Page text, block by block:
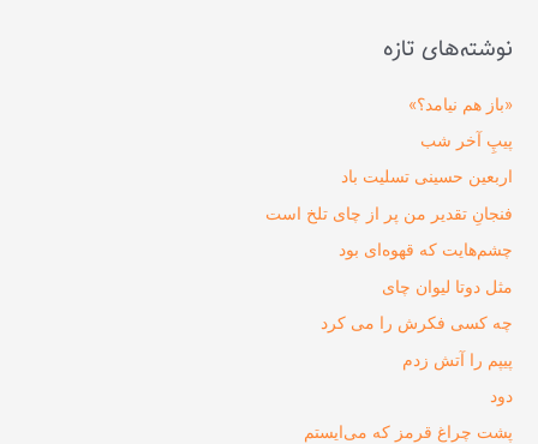
نوشته‌های تازه
«باز هم نیامد؟»
پیپِ آخر شب
اربعین حسینی تسلیت باد
فنجانِ تقدیر من پر از چای تلخ است
چشم‌هایت که قهوه‌ای بود
مثل دوتا لیوان چای
چه کسی فکرش را می‌ کرد
پیپم را آتش زدم
دود
پشت چراغ قرمز که می‌ایستم